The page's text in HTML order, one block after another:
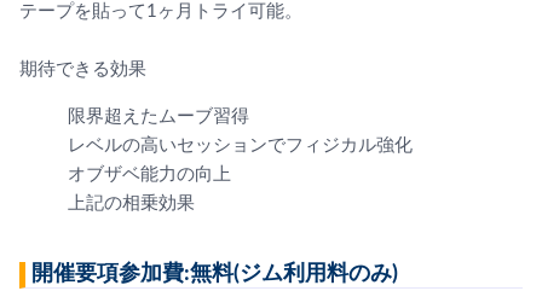
テープを貼って1ヶ月トライ可能。
期待できる効果
限界超えたムーブ習得
レベルの高いセッションでフィジカル強化
オブザベ能力の向上
上記の相乗効果
開催要項参加費:無料(ジム利用料のみ)